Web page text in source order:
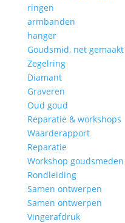
ringen
armbanden
hanger
Goudsmid, net gemaakt
Zegelring
Diamant
Graveren
Oud goud
Reparatie & workshops
Waarderapport
Reparatie
Workshop goudsmeden
Rondleiding
Samen ontwerpen
Samen ontwerpen
Vingerafdruk